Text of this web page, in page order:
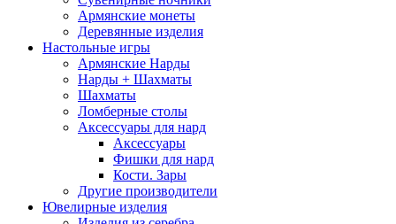
Армянские монеты
Деревянные изделия
Настольные игры
Армянские Нарды
Нарды + Шахматы
Шахматы
Ломберные столы
Аксессуары для нард
Аксессуары
Фишки для нард
Кости. Зары
Другие производители
Ювелирные изделия